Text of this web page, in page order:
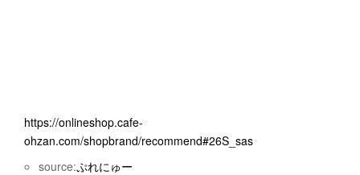
https://onlineshop.cafe-
ohzan.com/shopbrand/recommend#26S_sas
source:ぷれにゅー